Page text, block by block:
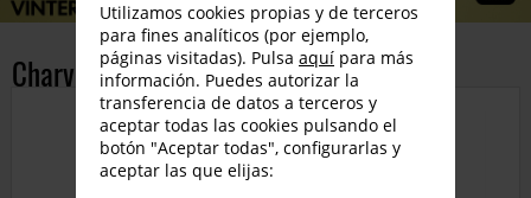
Charvel Pro-Mod DK24 HH 2PT
Utilizamos cookies propias y de terceros
para fines analíticos (por ejemplo,
páginas visitadas). Pulsa aquí para más
información. Puedes autorizar la
transferencia de datos a terceros y
aceptar todas las cookies pulsando el
botón "Aceptar todas", configurarlas y
aceptar las que elijas: